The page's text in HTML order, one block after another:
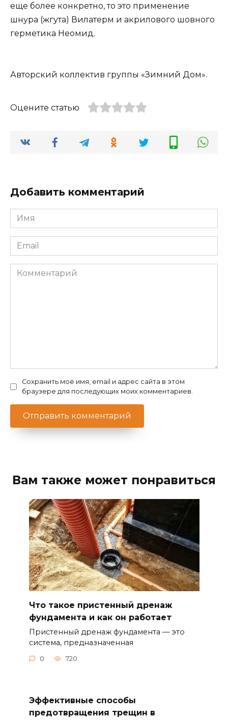
еще более конкретно, то это применение
шнура (жгута) Вилатерм и акрилового шовного
герметика Неомид.
Авторский коллектив группы «Зимний Дом».
Оцените статью
Добавить комментарий
Имя
*
Email
*
Комментарий
Сохранить моё имя, email и адрес сайта в этом
браузере для последующих моих комментариев.
Вам также может понравиться
Что такое пристенный дренаж
фундамента и как он работает
Пристенный дренаж фундамента — это
система, предназначенная
0 720
Эффективные способы
предотвращения трещин в